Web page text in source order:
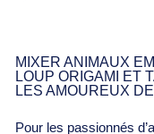
MIXER ANIMAUX
LOUP ORIGAMI ET
LES AMOUREUX
Pour les passionnés